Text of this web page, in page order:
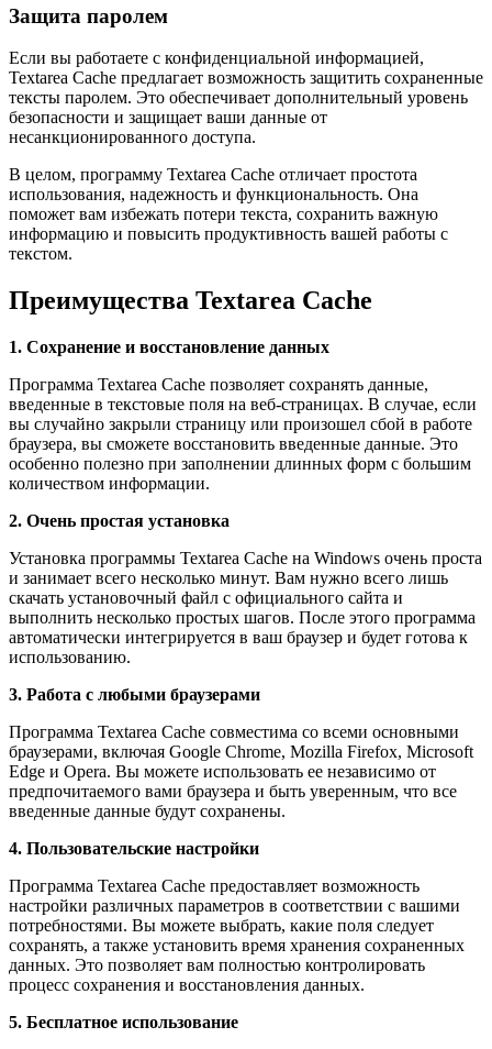
Защита паролем
Если вы работаете с конфиденциальной информацией,
Textarea Cache предлагает возможность защитить сохраненные
тексты паролем. Это обеспечивает дополнительный уровень
безопасности и защищает ваши данные от
несанкционированного доступа.
В целом, программу Textarea Cache отличает простота
использования, надежность и функциональность. Она
поможет вам избежать потери текста, сохранить важную
информацию и повысить продуктивность вашей работы с
текстом.
Преимущества Textarea Cache
1. Сохранение и восстановление данных
Программа Textarea Cache позволяет сохранять данные,
введенные в текстовые поля на веб-страницах. В случае, если
вы случайно закрыли страницу или произошел сбой в работе
браузера, вы сможете восстановить введенные данные. Это
особенно полезно при заполнении длинных форм с большим
количеством информации.
2. Очень простая установка
Установка программы Textarea Cache на Windows очень проста
и занимает всего несколько минут. Вам нужно всего лишь
скачать установочный файл с официального сайта и
выполнить несколько простых шагов. После этого программа
автоматически интегрируется в ваш браузер и будет готова к
использованию.
3. Работа с любыми браузерами
Программа Textarea Cache совместима со всеми основными
браузерами, включая Google Chrome, Mozilla Firefox, Microsoft
Edge и Opera. Вы можете использовать ее независимо от
предпочитаемого вами браузера и быть уверенным, что все
введенные данные будут сохранены.
4. Пользовательские настройки
Программа Textarea Cache предоставляет возможность
настройки различных параметров в соответствии с вашими
потребностями. Вы можете выбрать, какие поля следует
сохранять, а также установить время хранения сохраненных
данных. Это позволяет вам полностью контролировать
процесс сохранения и восстановления данных.
5. Бесплатное использование